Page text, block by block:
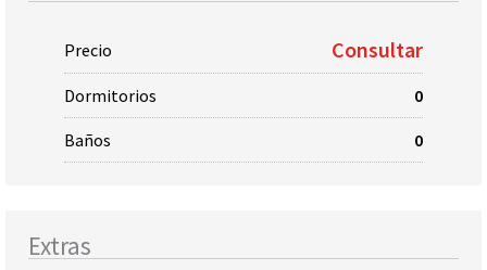
Precio Consultar
Dormitorios 0
Baños 0
Extras